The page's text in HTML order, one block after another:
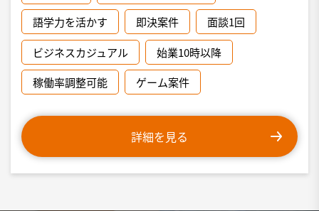
語学力を活かす 即決案件 面談1回
ビジネスカジュアル 始業10時以降
稼働率調整可能 ゲーム案件
詳細を見る